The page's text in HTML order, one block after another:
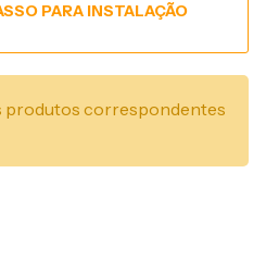
produtos correspondentes
PARA INSTALAÇÃO